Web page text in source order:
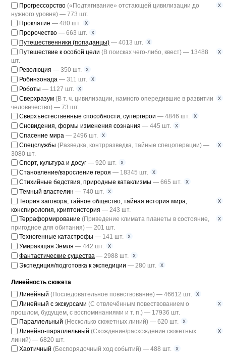
Прогрессорство («Подтягивание» отстающей цивилизации до
нужного уровня) — 773 шт.
x
Проклятие — 480 шт. x
Пророчество — 663 шт. x
Путешественники (попаданцы) — 4013 шт. x
Путешествие к особой цели (В поисках чего-либо, квест) — 13488
шт.
x
Революция — 350 шт. x
Робинзонада — 311 шт. x
Роботы — 1127 шт. x
Сверхразум (В т. ч. цивилизации, намного опередившие в развитии
человечество) — 73 шт.
x
Сверхъестественные способности, супергерои — 4846 шт. x
Сновидения, формы изменения сознания — 445 шт. x
Спасение мира — 2496 шт. x
Спецслужбы (Разведка, контрразведка, тайные спецоперации) —
3080 шт.
x
Спорт, культура и досуг — 920 шт. x
Становление/взросление героя — 18345 шт. x
Стихийные бедствия, природные катаклизмы — 665 шт. x
Тёмный властелин — 740 шт. x
Теория заговора, тайное общество, тайная история мира,
конспирология, криптоистория — 243 шт.
x
Терраформирование (Приведение климата планеты в состояние,
пригодное для обитания) — 201 шт.
x
Техногенные катастрофы — 141 шт. x
Умирающая Земля — 442 шт. x
Фантастические существа — 2988 шт. x
Экспедиция/подготовка к экспедиции — 280 шт. x
Линейность сюжета
Линейный (Последовательное повествование) — 46612 шт. x
Линейный с экскурсами (С отвлечённым повествованием о
прошлом, будущем, с воспоминаниями и т. п.) — 17936 шт.
x
Параллельный (Несколько сюжетных линий) — 620 шт. x
Линейно-параллельный (Схождение/расхождение сюжетных
линий) — 6820 шт.
x
Хаотичный (Беспорядочный ход событий) — 488 шт. x